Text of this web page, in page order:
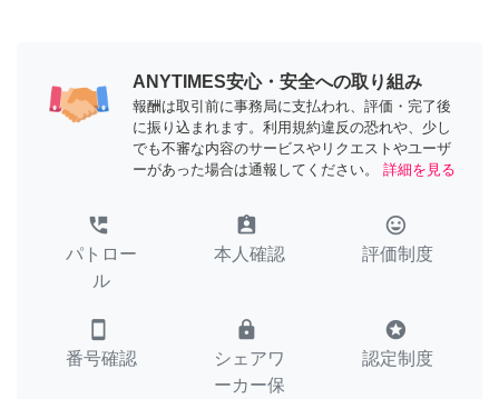
ANYTIMES安心・安全への取り組み
報酬は取引前に事務局に支払われ、評価・完了後
に振り込まれます。利用規約違反の恐れや、少し
でも不審な内容のサービスやリクエストやユーザ
ーがあった場合は通報してください。
詳細を見る
perm_phone_msg
パトロー
ル
assignment_ind
本人確認
tag_faces
評価制度
smartphone
番号確認
lock
シェアワ
ーカー保
stars
認定制度